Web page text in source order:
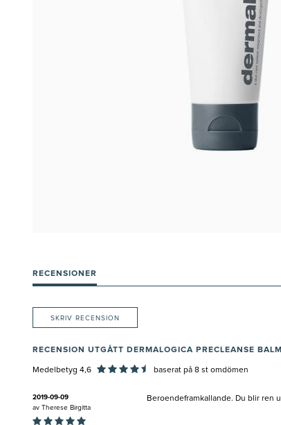
RECENSIONER
SKRIV RECENSION
RECENSION UTGÅTT DERMALOGICA PRECLEANSE BALM
Medelbetyg 4,6 baserat på 8 st omdömen
2019-09-09
av Therese Birgitta
Beroendeframkallande. Du blir ren